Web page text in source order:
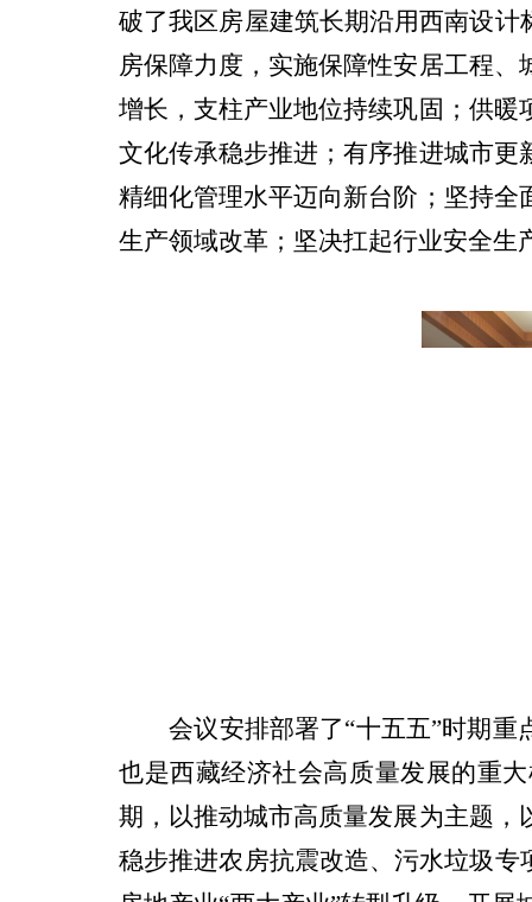
破了我区房屋建筑长期沿用西南设计
房保障力度，实施保障性安居工程
增长，支柱产业地位持续巩固；供
文化传承稳步推进；有序推进城市更
精细化管理水平迈向新台阶；坚持
生产领域改革；坚决扛起行业安全生
会议安排部署了“十五五”时期
也是西藏经济社会高质量发展的重
期， 以推动城市高质量发展为主题
稳步推进农房抗震改造、污水垃圾